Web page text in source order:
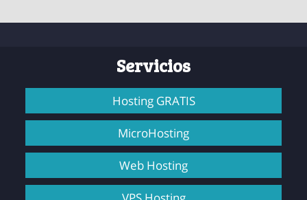
Servicios
Hosting GRATIS
MicroHosting
Web Hosting